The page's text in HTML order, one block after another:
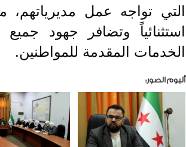
التي تواجه عمل مديرياتهم،
استثنائياً وتضافر جهود
الخدمات المقدمة للمواطنين.
ألبوم الصور: